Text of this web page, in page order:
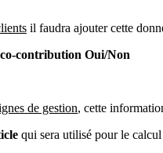
il faudra ajouter cette
contribution Oui/Non
de gestion, cette
qui sera utilisé pour le